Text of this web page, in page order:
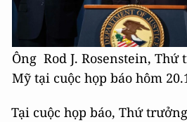
Ông Rod J. Rosenstein, Thứ
Mỹ tại cuộc họp báo hôm
Tại cuộc họp báo, Thứ